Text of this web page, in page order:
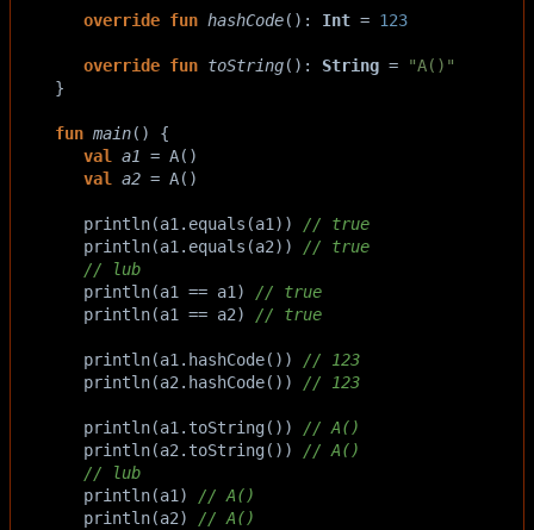
override fun hashCode(): Int = 123
override fun toString(): String =
"A()"
}
fun main() {
val a1 = A()
val a2 = A()
println(a1. equals (a1)) // true
println(a1. equals (a2)) // true
// lub
println(a1 == a1) // true
println(a1 == a2) // true
println(a1. hashCode()) // 123
println(a2. hashCode()) // 123
println(a1. toString()) // A()
println(a2. toString()) // A()
// lub
println(a1) // A()
println(a2) // A()